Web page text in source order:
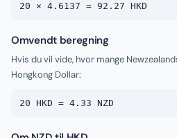
20 × 4.6137 = 92.27 HKD
Omvendt beregning
Hvis du vil vide, hvor mange
Hongkong Dollar:
20 HKD = 4.33 NZD